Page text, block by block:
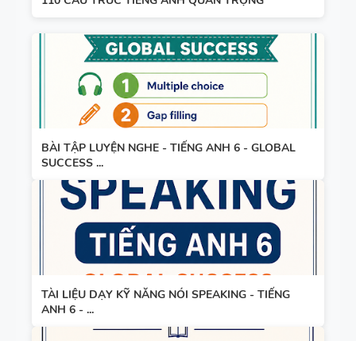
SPEAKING -
TIẾNG ANH
4 -
E
SPEAKING
WHEEL -
TIẾNG ANH
5 - GLOBAL
BÀI TẬP LUYỆN NGHE - TIẾNG ANH 6 - GLOBAL
SUCCESS ...
TÀI LIỆU DẠY KỸ NĂNG NÓI SPEAKING - TIẾNG
ANH 6 - ...